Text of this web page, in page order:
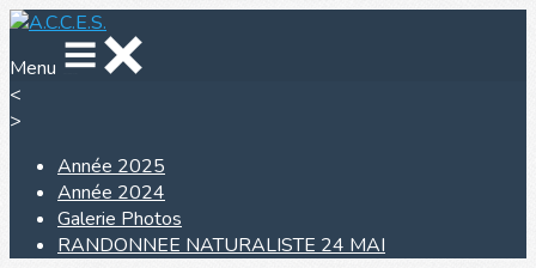
Menu
<
>
Année 2025
Année 2024
Galerie Photos
RANDONNEE NATURALISTE 24 MAI